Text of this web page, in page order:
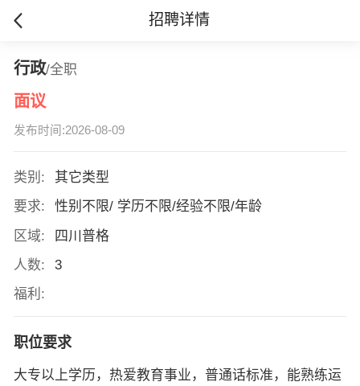
招聘详情
行政/全职
面议
发布时间:2026-08-09
类别:
其它类型
要求:
性别不限/ 学历不限/经验不限/年龄
区域:
四川普格
人数:
3
福利:
职位要求
大专以上学历，热爱教育事业，普通话标准，能熟练运